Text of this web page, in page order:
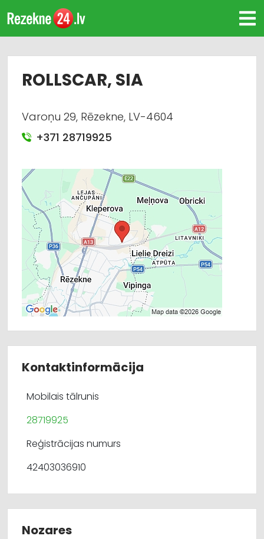
ROLLSCAR, SIA
Varoņu 29, Rēzekne, LV-4604
+371 28719925
Kontaktinformācija
Mobilais tālrunis
28719925
Reģistrācijas numurs
42403036910
Nozares